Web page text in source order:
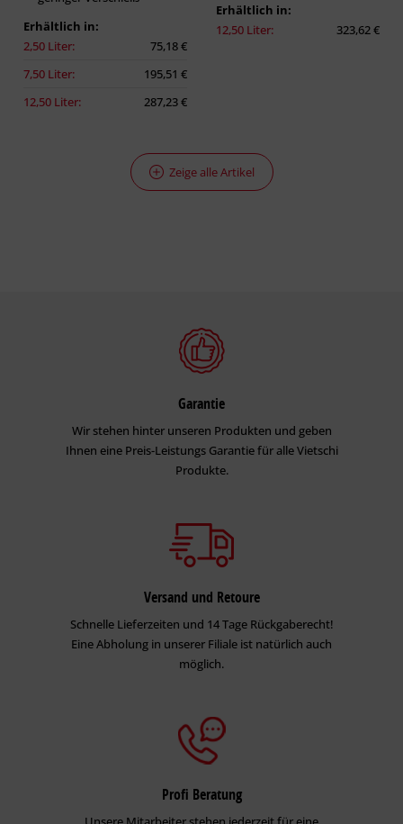
Erhältlich in:
2,50 Liter:
75,18 €
7,50 Liter:
195,51 €
12,50 Liter:
287,23 €
Erhältlich in:
12,50 Liter:
323,62 €
Zeige alle Artikel
Garantie
Wir stehen hinter unseren Produkten und geben
Ihnen eine Preis-Leistungs Garantie für alle Vietschi
Produkte.
Versand und Retoure
Schnelle Lieferzeiten und 14 Tage Rückgaberecht!
Eine Abholung in unserer Filiale ist natürlich auch
möglich.
Profi Beratung